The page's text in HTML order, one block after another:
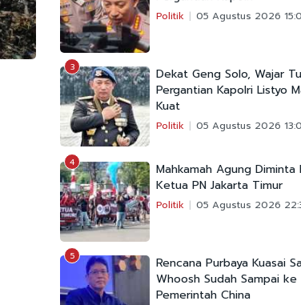
Politik 05 Agustus 2026
3
Dekat Geng Solo, Wajar
Pergantian Kapolri Listyo
Kuat
Politik 05 Agustus 2026
4
Mahkamah Agung Diminta
Ketua PN Jakarta Timur
Politik 05 Agustus 2026
5
Rencana Purbaya Kuasai
Whoosh Sudah Sampai ke
Pemerintah China